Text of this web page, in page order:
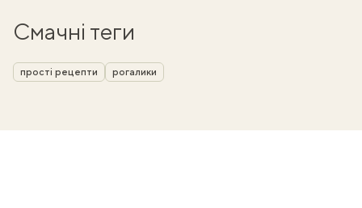
Смачні теги
прості рецепти рогалики